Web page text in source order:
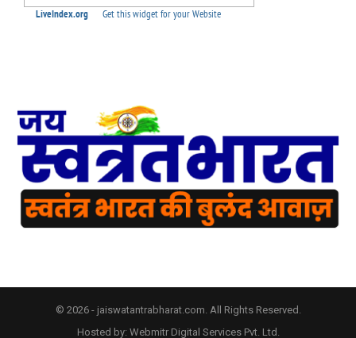
© 2026 - jaiswatantrabharat.com. All Rights Reserved.
Hosted by: Webmitr Digital Services Pvt. Ltd.